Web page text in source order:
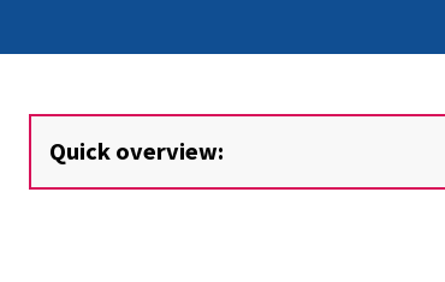
Quick overview: